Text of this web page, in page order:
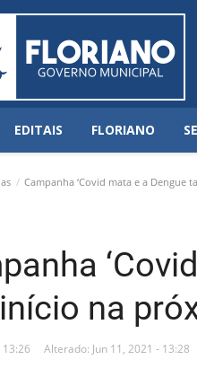
EDITAIS FLORIANO
Campanha ‘Covid mata e a Dengue
na
13:26 Alterado: Jun 11, 2021 - 13:28